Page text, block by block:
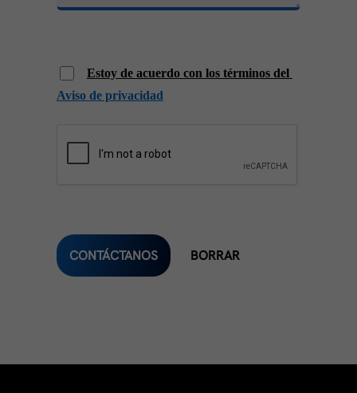
Estoy de acuerdo con los términos del
Aviso de privacidad